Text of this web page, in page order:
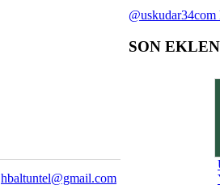
hbaltuntel@gmail.com
@uskudar34com
SON